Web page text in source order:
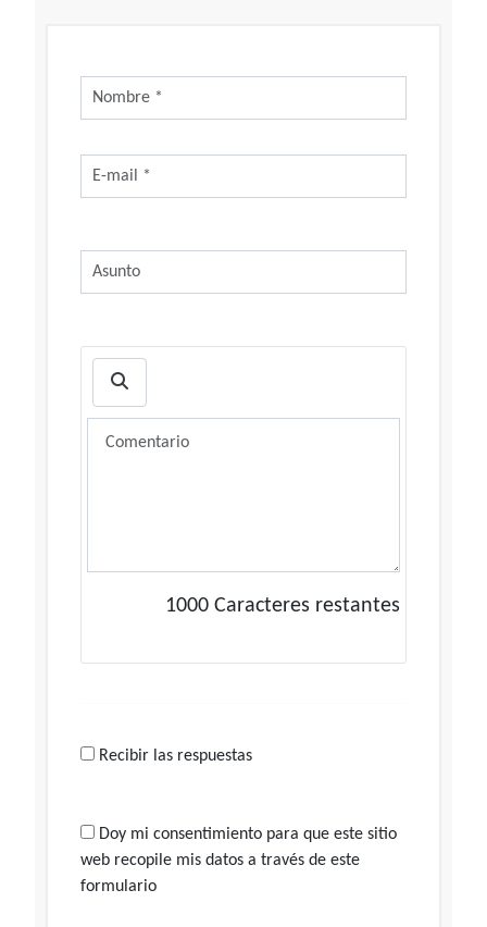
1000 Caracteres restantes
Recibir las respuestas
Doy mi consentimiento para que este sitio
web recopile mis datos a través de este
formulario